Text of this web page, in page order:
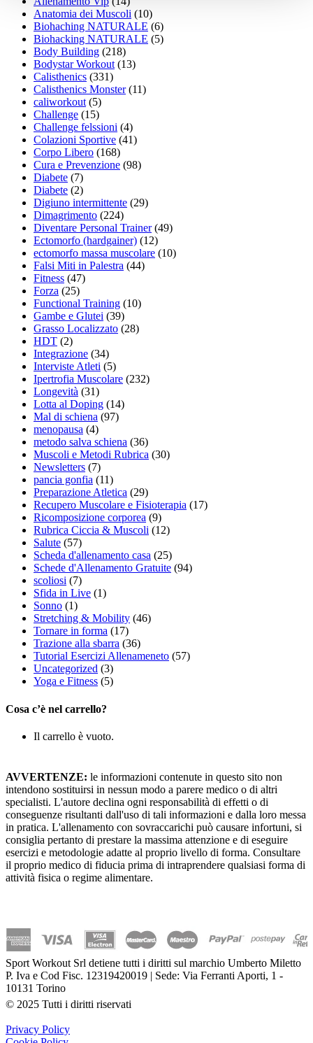
Anatomia dei Muscoli (10)
Biohaching NATURALE (6)
Biohacking NATURALE (5)
Body Building (218)
Bodystar Workout(13)
Calisthenics (331)
Calisthenics Monster(11)
caliworkout(5)
Challenge (15)
Challenge felssioni (4)
Colazioni Sportive (41)
Corpo Libero (168)
Cura e Prevenzione (98)
Diabete (7)
Diabete (2)
Digiuno intermittente (29)
Dimagrimento (224)
Diventare Personal Trainer(49)
Ectomorfo (hardgainer) (12)
ectomorfo massa muscolare (10)
Falsi Miti in Palestra (44)
Fitness (47)
Forza (25)
Functional Training (10)
Gambe e Glutei (39)
Grasso Localizzato (28)
HDT (2)
Integrazione (34)
Interviste Atleti (5)
Ipertrofia Muscolare (232)
Longevità (31)
Lotta al Doping (14)
Mal di schiena (97)
menopausa (4)
metodo salva schiena (36)
Muscoli e Metodi Rubrica (30)
Newsletters (7)
pancia gonfia (11)
Preparazione Atletica (29)
Recupero Muscolare e Fisioterapia (17)
Ricomposizione corporea (9)
Rubrica Ciccia & Muscoli (12)
Salute (57)
Scheda d'allenamento casa (25)
Schede d'Allenamento Gratuite (94)
scoliosi (7)
Sfida in Live (1)
Sonno (1)
Stretching & Mobility (46)
Tornare in forma (17)
Trazione alla sbarra (36)
Tutorial Esercizi Allenameneto (57)
Uncategorized (3)
Yoga e Fitness (5)
Cosa c’è nel carrello?
Il carrello è vuoto.
AVVERTENZE: le informazioni contenute in questo sito non
intendono sostituirsi in nessun modo a parere medico o di altri
specialisti. L'autore declina ogni responsabilità di effetti o di
conseguenze risultanti dall'uso di tali informazioni e dalla loro messa
in pratica. L'allenamento con sovraccarichi può causare infortuni, si
consiglia pertanto di prestare la massima attenzione e di eseguire
esercizi e metodologie adatte al proprio livello di forma. Consultare
il proprio medico di fiducia prima di intraprendere qualsiasi forma di
attività fisica o regime alimentare.
Sport Workout Srl detiene tutti i diritti sul marchio Umberto Miletto
P. Iva e Cod Fisc. 12319420019 | Sede: Via Ferranti Aporti, 1 -
10131 Torino
© 2025 Tutti i diritti riservati
Privacy Policy